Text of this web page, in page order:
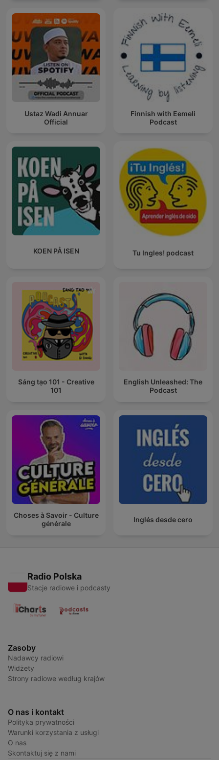
Ustaz Wadi Annuar
Official
Finnish with Eemeli
Podcast
KOEN PÅ ISEN Tu Ingles! podcast
Sáng tạo 101 - Creative
101
English Unleashed: The
Podcast
Choses à Savoir - Culture
générale
Inglés desde cero
Radio Polska
Stacje radiowe i podcasty
Zasoby
Nadawcy radiowi
Widżety
Strony radiowe według krajów
O nas i kontakt
Polityka prywatności
Warunki korzystania z usługi
O nas
Skontaktuj się z nami